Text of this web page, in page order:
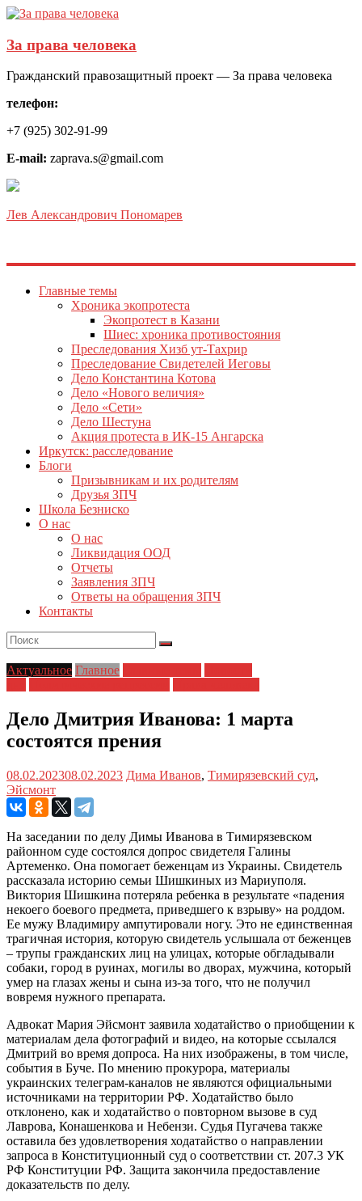
За права человека
Гражданский правозащитный проект — За права человека
телефон:
+7 (925) 302-91-99
E-mail: zaprava.s@gmail.com
Лев Александрович Пономарев
Главные темы
Хроника экопротеста
Экопротест в Казани
Шиес: хроника противостояния
Преследования Хизб ут-Тахрир
Преследование Свидетелей Иеговы
Дело Константина Котова
Дело «Нового величия»
Дело «Сети»
Дело Шестуна
Акция протеста в ИК-15 Ангарска
Иркутск: расследование
Блоги
Призывникам и их родителям
Друзья ЗПЧ
Школа Безниско
О нас
О нас
Ликвидация ООД
Отчеты
Заявления ЗПЧ
Ответы на обращения ЗПЧ
Контакты
Актуальное Главное
Дело Дмитрия Иванова: 1 марта
состоятся прения
08.02.202308.02.2023 Дима Иванов, Тимирязевский суд,
Эйсмонт
На заседании по делу Димы Иванова в Тимирязевском
районном суде состоялся допрос свидетеля Галины
Артеменко. Она помогает беженцам из Украины. Свидетель
рассказала историю семьи Шишкиных из Мариуполя.
Виктория Шишкина потеряла ребенка в результате «падения
некоего боевого предмета, приведшего к взрыву» на роддом.
Ее мужу Владимиру ампутировали ногу. Это не единственная
трагичная история, которую свидетель услышала от беженцев
– трупы гражданских лиц на улицах, которые обгладывали
собаки, город в руинах, могилы во дворах, мужчина, который
умер на глазах жены и сына из-за того, что не получил
вовремя нужного препарата.
Адвокат Мария Эйсмонт заявила ходатайство о приобщении к
материалам дела фотографий и видео, на которые ссылался
Дмитрий во время допроса. На них изображены, в том числе,
события в Буче. По мнению прокурора, материалы
украинских телеграм-каналов не являются официальными
источниками на территории РФ. Ходатайство было
отклонено, как и ходатайство о повторном вызове в суд
Лаврова, Конашенкова и Небензи. Судья Пугачева также
оставила без удовлетворения ходатайство о направлении
запроса в Конституционный суд о соответствии ст. 207.3 УК
РФ Конституции РФ. Защита закончила предоставление
доказательств по делу.